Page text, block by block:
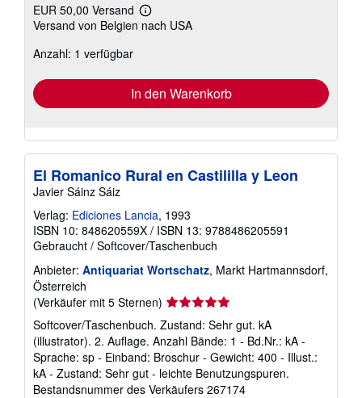
EUR 50,00 Versand
Weitere
Informationen
Versand von Belgien nach USA
Anzahl: 1 verfügbar
In den Warenkorb
El Romanico Rural en Castililla y Leon
Javier Sáinz Sáiz
Verlag: Ediciones Lancia, 1993
ISBN 10: 848620559X / ISBN 13: 9788486205591
Gebraucht / Softcover/Taschenbuch
Anbieter: Antiquariat Wortschatz, Markt Hartmannsdorf,
Österreich
(Verkäufer mit 5 Sternen) Verkäuferbewertung
5
von
5
Sternen
Softcover/Taschenbuch. Zustand: Sehr gut. kA
(illustrator). 2. Auflage. Anzahl Bände: 1 - Bd.Nr.: kA -
Sprache: sp - Einband: Broschur - Gewicht: 400 - Illust.:
kA - Zustand: Sehr gut - leichte Benutzungspuren.
Bestandsnummer des Verkäufers 267174